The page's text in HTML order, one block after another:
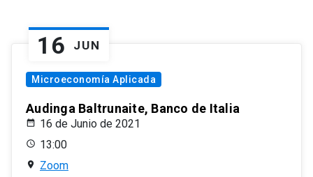
16 JUN
Microeconomía Aplicada
Audinga Baltrunaite, Banco de Italia
16 de Junio de 2021
13:00
Zoom